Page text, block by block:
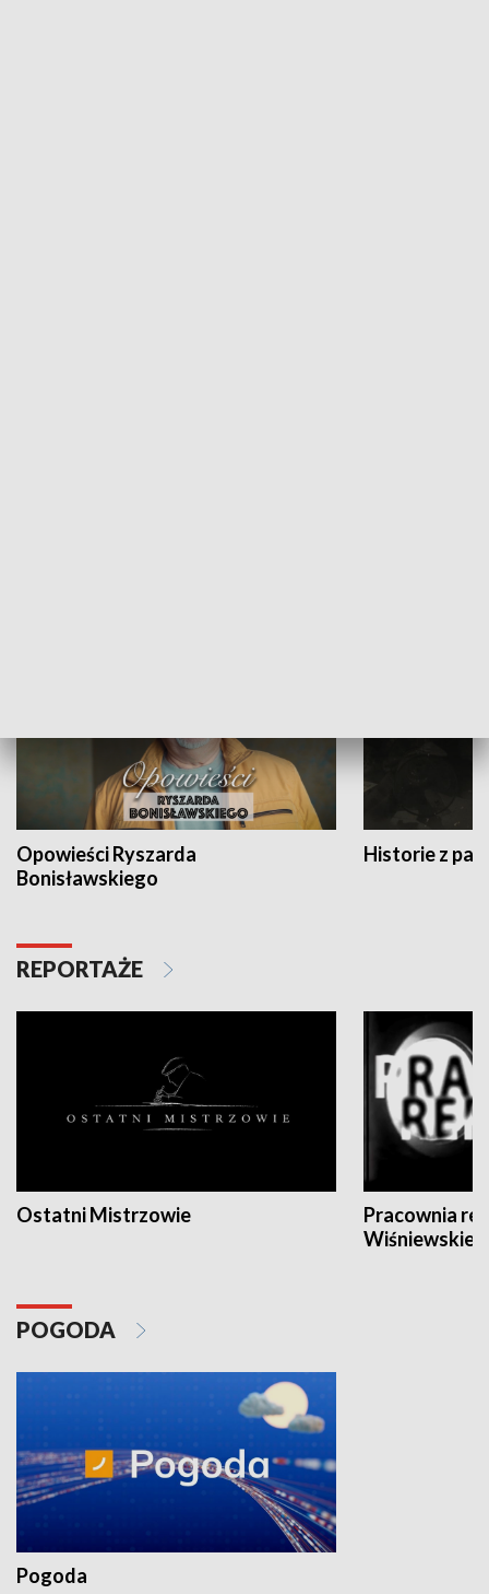
Opowieści Ryszarda
Bonisławskiego
Historie z
REPORTAŻE
Ostatni Mistrzowie
Pracownia
POGODA
Pogoda